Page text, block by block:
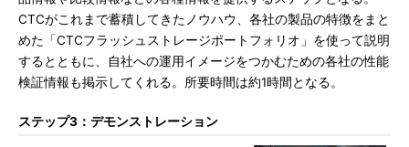
CTCがこれまで蓄積してきたノウハウ、各社の製品の特徴をまと
めた「CTCフラッシュストレージポートフォリオ」を使って説明
するとともに、自社への運用イメージをつかむための各社の性能
検証情報も掲示してくれる。所要時間は約1時間となる。
ステップ3： デモンストレーション